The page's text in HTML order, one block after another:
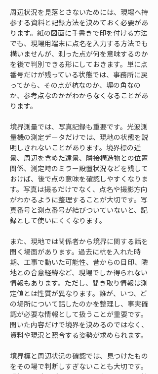
周辺状況を見落とさないためには、現場へ持
参する資料と記録方法を決めておく必要があ
ります。紙の図面に手書きで印を付ける方法
でも、現場用端末に点名を入力する方法でも
構いませんが、測った点が何を意味するのか
を後で判別できる形にしておきます。単に点
番号だけが残っている状態では、事務所に戻
ってから、その点が杭なのか、塀の角なの
か、参考点なのかがわからなくなることがあ
ります。
境界測量では、写真記録も重要です。光波測
量機の測定データだけでは、現地の状態を説
明しきれないことがあります。境界標の近
景、周辺を含めた遠景、隣接構造物との位置
関係、測定時のミラー設置状況などを残して
おけば、後で点の意味を確認しやすくなりま
す。写真は撮るだけでなく、点名や撮影方向
がわかるように整理することが大切です。写
真番号と測点番号が結びついていないと、記
録として使いにくくなります。
また、現地では関係者から境界に関する話を
聞く場面があります。過去に杭を入れた時
期、工事で動いた可能性、昔からの目印、隣
地との合意経緯など、現場でしか得られない
情報もあります。ただし、聞き取り情報は測
定値とは性質が異なります。誰が、いつ、ど
の場所について話したのかを整理し、事実確
認が必要な情報として扱うことが重要です。
聞いた内容だけで境界を決めるのではなく、
資料や現況と照合する姿勢が求められます。
境界標と周辺状況の確認では、見つけたもの
をその場で判断しすぎないことも大切です。